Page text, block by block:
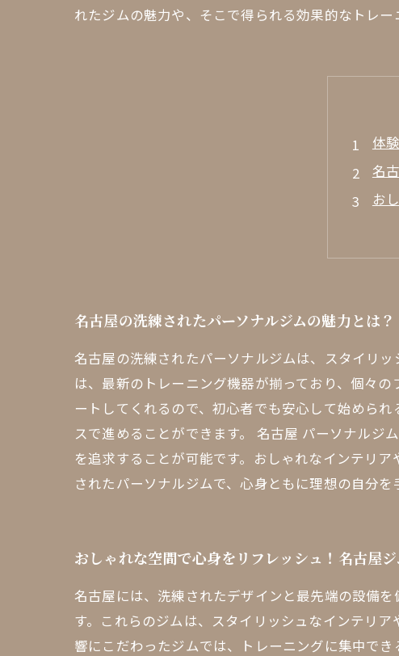
れたジムの魅力や、そこで得られる効果的なトレー
体
名
お
最
自
名
名古屋の洗練されたパーソナルジムの魅力とは？
名古屋の洗練されたパーソナルジムは、スタイリ
は、最新のトレーニング機器が揃っており、個々
ートしてくれるので、初心者でも安心して始めら
スで進めることができます。 名古屋 パーソナルジ
を追求することが可能です。おしゃれなインテリ
されたパーソナルジムで、心身ともに理想の自分を
おしゃれな空間で心身をリフレッシュ！名古屋
名古屋には、洗練されたデザインと最先端の設備
す。これらのジムは、スタイリッシュなインテリ
響にこだわったジムでは、トレーニングに集中で